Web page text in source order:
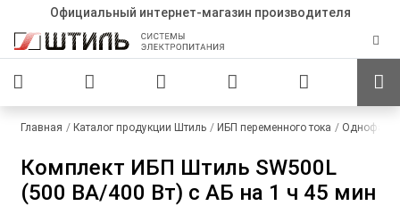
Официальный интернет-магазин производителя
Главная Каталог продукции Штиль ИБП переменного тока
Комплект ИБП Штиль SW500L
(500 ВА/400 Вт) c АБ на 1 ч 45 мин